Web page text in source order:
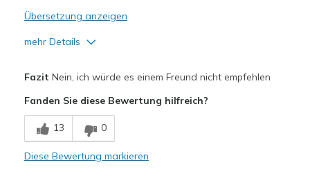
Übersetzung anzeigen
mehr Details
Sizing
Feels true to size
Fazit Nein, ich würde es einem Freund nicht empfehlen
Fanden Sie diese Bewertung hilfreich?
13 0
Diese Bewertung markieren